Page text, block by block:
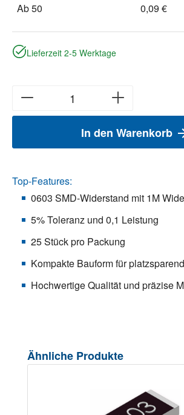
Ab50 0,09 €
Lieferzeit 2-5 Werktage
In den Warenkorb
Top-Features:
0603 SMD-Widerstand mit 1M
5% Toleranz und 0,1 Leistung
25 Stück pro Packung
Kompakte Bauform für
Hochwertige Qualität und präzise
Produktgalerie überspringen
Ähnliche Produkte